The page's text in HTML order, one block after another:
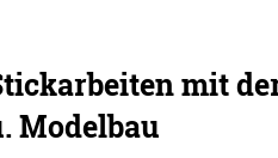
mit
Modelbau